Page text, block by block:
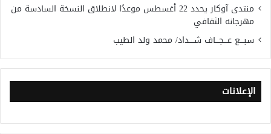
منتدى آوكار يحدد 22 أغسطس موعدًا لانطلاق النسخة السادسة من
مهرجانه الثقافي
سبـــع عـــجـــاف شــــداد/ محمد ولد الطيب
الإعلانات